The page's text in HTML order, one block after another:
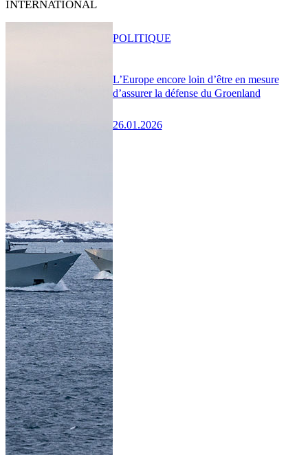
INTERNATIONAL
L’Europe encore loin d’être en mesure
d’assurer la défense du Groenland
26.01.2026
POLITIQUE